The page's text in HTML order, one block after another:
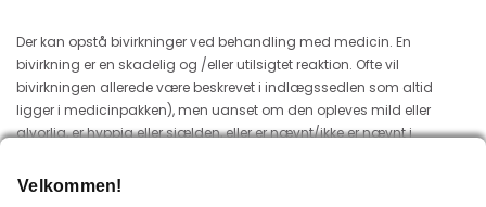
Velkommen!
Der kan opstå bivirkninger ved behandling med medicin. En
bivirkning er en skadelig og /eller utilsigtet reaktion. Ofte vil
bivirkningen allerede være beskrevet i indlægssedlen som altid
ligger i medicinpakken), men uanset om den opleves mild eller
alvorlig, er hyppig eller sjælden, eller er nævnt/ikke er nævnt i
Du kan indberette ved at kontakte lægen eller apoteket, eller ved selv